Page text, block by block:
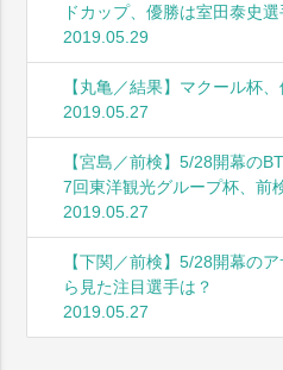
ドカップ、優勝は室田泰史選
2019.05.29
【丸亀／結果】マクール杯
2019.05.27
【宮島／前検】5/28開幕の
7回東洋観光グループ杯、前
2019.05.27
【下関／前検】5/28開幕の
ら見た注目選手は？
2019.05.27